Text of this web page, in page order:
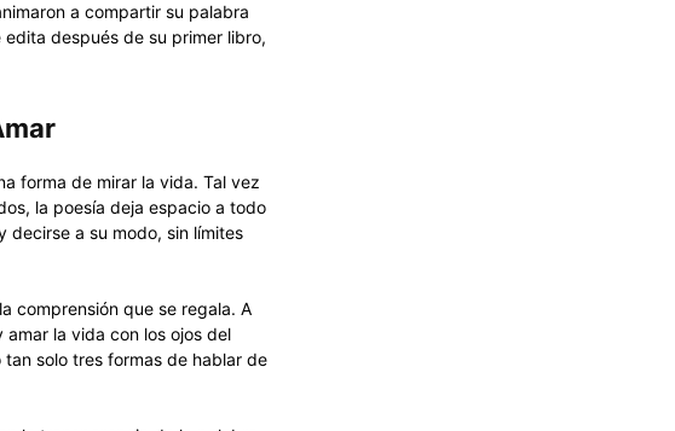
a compartir su palabra
después de su primer libro,
forma de mirar la vida. Tal vez
la poesía deja espacio a todo
decirse a su modo, sin límites
comprensión que se regala. A
la vida con los ojos del
solo tres formas de hablar de